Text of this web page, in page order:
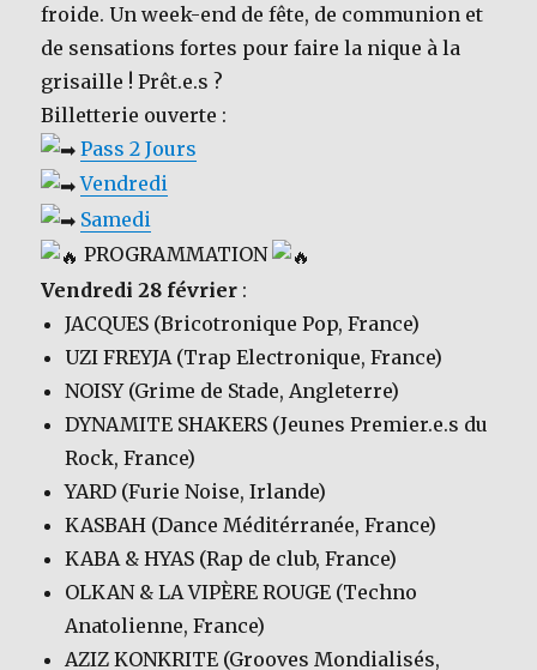
froide. Un week-end de fête, de communion et
de sensations fortes pour faire la nique à la
grisaille ! Prêt.e.s ?
Billetterie ouverte :
Pass 2 Jours
Vendredi
Samedi
PROGRAMMATION
Vendredi 28 février :
JACQUES (Bricotronique Pop, France)
UZI FREYJA (Trap Electronique, France)
NOISY (Grime de Stade, Angleterre)
DYNAMITE SHAKERS (Jeunes Premier.e.s du
Rock, France)
YARD (Furie Noise, Irlande)
KASBAH (Dance Méditérranée, France)
KABA & HYAS (Rap de club, France)
OLKAN & LA VIPÈRE ROUGE (Techno
Anatolienne, France)
AZIZ KONKRITE (Grooves Mondialisés,